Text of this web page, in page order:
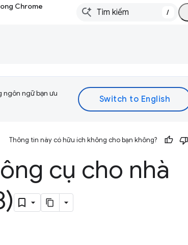
Chrome
/
ngôn ngữ bạn ưu
Thông tin này có hữu ích không cho bạn không?
cụ cho nhà